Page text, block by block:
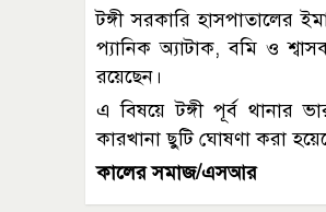
টঙ্গী সরকারি হাসপাতালের
প্যানিক অ্যাটাক, বমি ও
রয়েছেন।
এ বিষয়ে টঙ্গী পূর্ব থানার
কারখানা ছুটি ঘোষণা করা
কালের সমাজ/এসআর